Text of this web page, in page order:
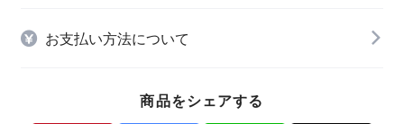
お支払い方法について
商品をシェアする